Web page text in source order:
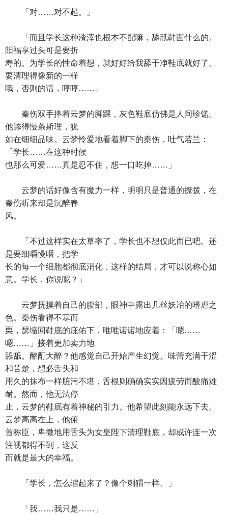
「对……对不起。」
「而且学长这种渣滓也根本不配嘛，舔舐鞋面什么的。
阳福享过头可是要折
寿的。为学长的性命着想，就好好给我舔干净鞋底就好了。
要清理得像新的一样
哦，否则的话，哼哼……」
秦伤双手捧着云梦的脚踝，灰色鞋底仿佛是人间珍馐。
他舔得慢条斯理，犹
如在细细品味。云梦怜爱地看着脚下的秦伤，吐气若兰：
「学长……在这种时候
也那么可爱……真是忍不住，想一口吃掉……」
云梦的话好像含有魔力一样，明明只是普通的撩拨，在
秦伤听来却是沉醉春
风。
「不过这样实在太草率了，学长也不想仅此而已吧。还
是要细嚼慢咽，把学
长的每一个细胞都彻底消化，这样的结局，才可以说称心如
意。学长，你说呢？」
云梦抚摸着自己的腹部，眼神中露出几丝妖冶的嗜虐之
色。秦伤看得不寒而
栗，瑟缩回鞋底的庇佑下，唯唯诺诺地应着：「嗯……
嗯……」接着更加卖力地
舔舐。酩酊大醉？他感觉自己开始产生幻觉。味蕾充满干涩
和苦楚，想必舌头和
用久的抹布一样脏污不堪，舌根则确确实实因疲劳而酸痛难
耐。然而，他无法停
止，云梦的鞋底有着神秘的引力。他希望此刻能永远下去。
云梦高高在上，他俯
首称臣，卑微地用舌头为女皇陛下清理鞋底，却或许连一次
注视都得不到，这反
而就是最大的幸福。
「学长，怎么缩起来了？像个刺猬一样。」
「我……我只是……」